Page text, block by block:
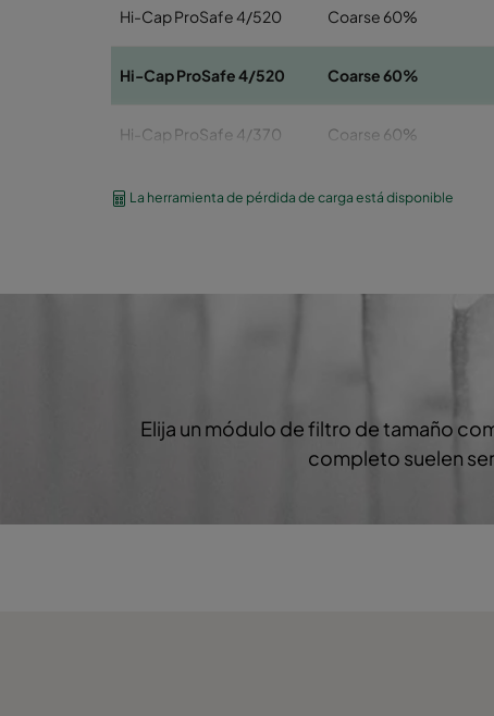
Hi-Cap ProSafe 4/520 Coarse 60%
Hi-Cap ProSafe 4/520 Coarse 60%
Hi-Cap ProSafe 4/370 Coarse 60%
Hi-Cap ProSafe 4/370 Coarse 60%
La herramienta de pérdida de carga está disponible
Elija un módulo de filtro de tamaño
completo suelen